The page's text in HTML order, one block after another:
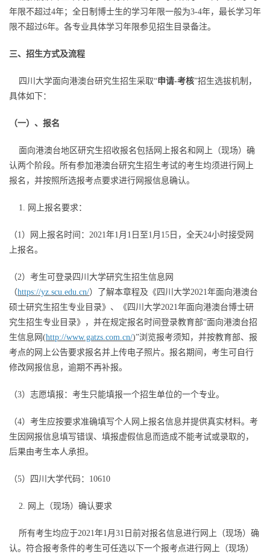
年限不超过4年；全日制博士生的学习年限一般为3-4年，最长学习年
限不超过6年。各专业具体学习年限参见招生目录备注。
三、招生方式及流程
四川大学面向港澳台研究生招生采取“申请-考核”招生选拔机制，
具体如下：
（一）、报名
面向港澳台地区研究生招收报名包括网上报名和网上（现场）确
认两个阶段。所有参加港澳台研究生招生考试的考生均须进行网上
报名，并按照所选报考点要求进行网报信息确认。
1. 网上报名要求：
（1）网上报名时间：2021年1月1日至1月15日，全天24小时接受网
上报名。
（2）考生可登录四川大学研究生招生信息网
（https://yz.scu.edu.cn/）了解本章程及《四川大学2021年面向港澳台
硕士研究生招生专业目录》、《四川大学2021年面向港澳台博士研
究生招生专业目录》，并在规定报名时间登录教育部“面向港澳台招
生信息网(http://www.gatzs.com.cn/)”浏览报考须知，并按教育部、报
考点的网上公告要求报名并上传电子照片。报名期间，考生可自行
修改网报信息，逾期不再补报。
（3）志愿填报：考生只能填报一个招生单位的一个专业。
（4）考生应按要求准确填写个人网上报名信息并提供真实材料。考
生因网报信息填写错误、填报虚假信息而造成不能考试或录取的，
后果由考生本人承担。
（5）四川大学代码：10610
2. 网上（现场）确认要求
所有考生均应于2021年1月31日前对报名信息进行网上（现场）确
认。符合报考条件的考生可任选以下一个报考点进行网上（现场）